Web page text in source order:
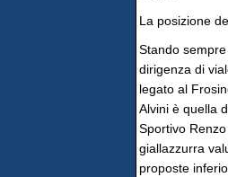
La posizione
Stando
dirigenza di
legato al
Alvini è quella
Sportivo
giallazzurra
proposte